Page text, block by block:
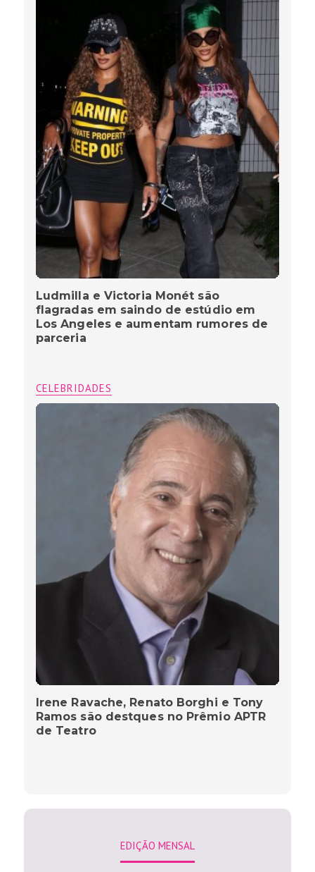
Ludmilla e Victoria Monét são
flagradas em saindo de estúdio em
Los Angeles e aumentam rumores de
parceria
CELEBRIDADES
Irene Ravache, Renato Borghi e Tony
Ramos são destques no Prêmio APTR
de Teatro
EDIÇÃO MENSAL